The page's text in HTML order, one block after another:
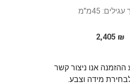
45מ"מ
2,405 ₪
ההזמנה אנו ניצור קשר
מידה וצבע.